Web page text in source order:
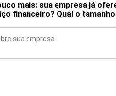
mais: sua empresa já
financeiro? Qual o